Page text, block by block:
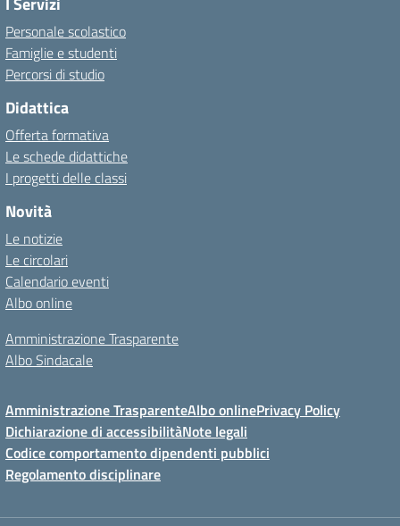
Personale scolastico
Famiglie e studenti
Percorsi di studio
Didattica
Offerta formativa
Le schede didattiche
I progetti delle classi
Novità
Le notizie
Le circolari
Calendario eventi
Albo online
Amministrazione Trasparente
Albo Sindacale
Amministrazione TrasparenteAlbo onlinePrivacy Policy
Dichiarazione di accessibilitàNote legali
Codice comportamento dipendenti pubblici
Regolamento disciplinare